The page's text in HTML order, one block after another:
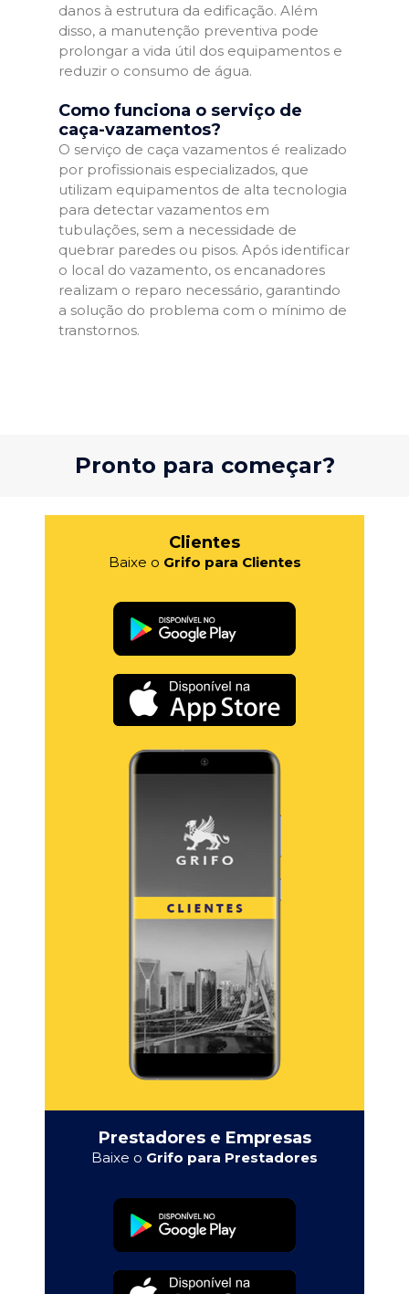
danos à estrutura da edificação. Além
disso, a manutenção preventiva pode
prolongar a vida útil dos equipamentos e
reduzir o consumo de água.
Como funciona o serviço de
caça-vazamentos?
O serviço de caça vazamentos é realizado
por profissionais especializados, que
utilizam equipamentos de alta tecnologia
para detectar vazamentos em
tubulações, sem a necessidade de
quebrar paredes ou pisos. Após identificar
o local do vazamento, os encanadores
realizam o reparo necessário, garantindo
a solução do problema com o mínimo de
transtornos.
Pronto para começar?
Clientes
Baixe o Grifo para Clientes
Prestadores e Empresas
Baixe o Grifo para Prestadores